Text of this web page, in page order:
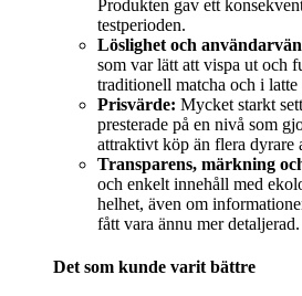
Produkten gav ett
testperioden.
Löslighet och
som var lätt att vispa ut och
traditionell matcha och i latte
Prisvärde: Mycket starkt
presterade på en nivå som
attraktivt köp än flera dyrare
Transparens, märkning
och enkelt innehåll med
helhet, även om
fått vara ännu mer detaljerad.
Det som kunde varit bättre